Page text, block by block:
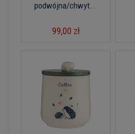
podwójna/chwyt...
99,00 zł